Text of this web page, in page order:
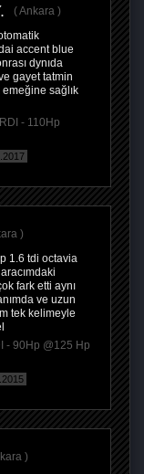
Ankara
accent blue
dynıda
gayet tatmin
sağlık
- 110Hp
1.6 tdi octavia
fark etti aynı
ve uzun
tek kelimeyle
- 90Hp @125 Hp